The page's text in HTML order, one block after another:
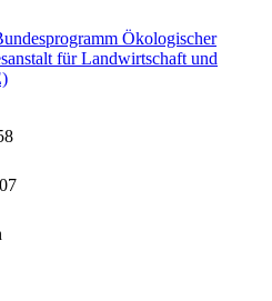
Ökologischer
für Landwirtschaft und